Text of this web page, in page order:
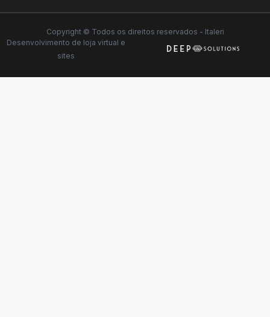
Copyright © Todos os direitos reservados - Italeri
Desenvolvimento de loja virtual e
sites